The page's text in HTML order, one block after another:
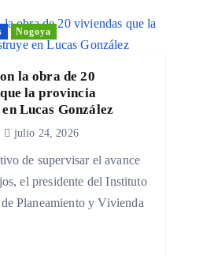
Nogoya
la obra de 20
la provincia
Lucas González
julio 24, 2026
de supervisar el avance
el presidente del Instituto
Planeamiento y Vivienda